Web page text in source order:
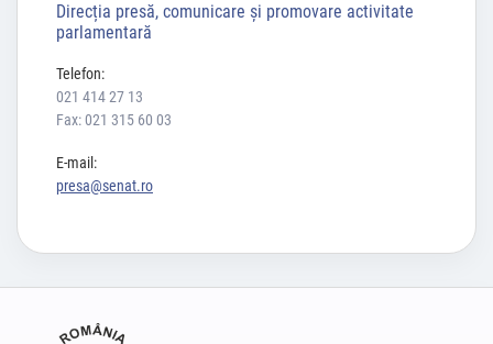
Direcția presă, comunicare și promovare activitate
parlamentară
Telefon:
021 414 27 13
Fax: 021 315 60 03
E-mail:
presa@senat.ro